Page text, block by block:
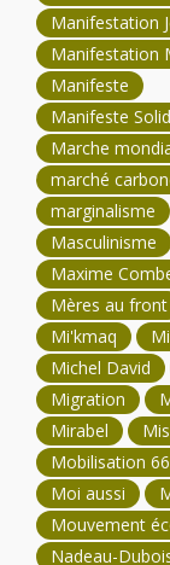
Manifestation
Manifestation
Manifeste
Manifeste
Marche
marché
marginalisme
Masculinisme
Maxime
Mères au front
Mi'kmaq
Michel David
Migration
Mirabel
Mobilisation
Moi aussi
Mouvement
Nadeau-